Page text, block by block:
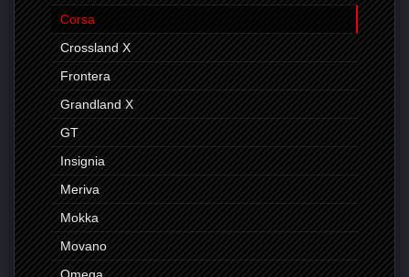
Corsa
Crossland X
Frontera
Grandland X
GT
Insignia
Meriva
Mokka
Movano